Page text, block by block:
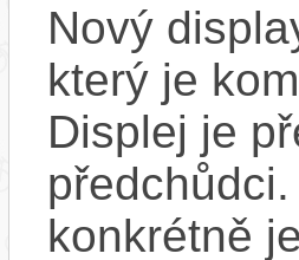
Nový
který je
Displej je
konkrétně